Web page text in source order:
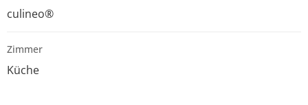
culineo®
Zimmer
Küche